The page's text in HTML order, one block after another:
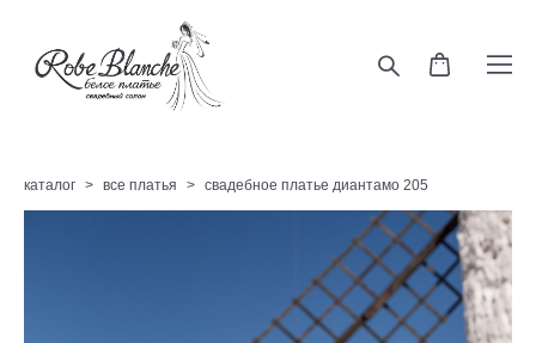
каталог > все платья > свадебное платье диантамо 205